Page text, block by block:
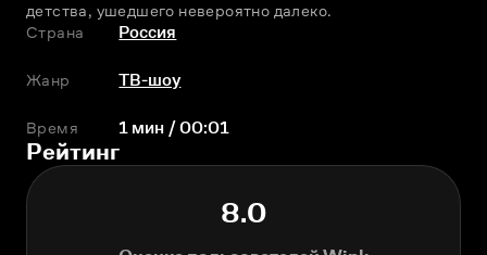
детства, ушедшего невероятно далеко.
Страна
Россия
Жанр ТВ-шоу
Время 1 мин / 00:01
Рейтинг
8.0